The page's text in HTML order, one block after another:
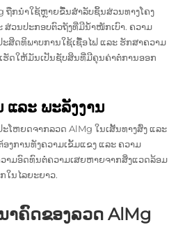
ຖືກນຳໃຊ້ຫຼາຍຂື້ນສຳລັບຊິ້ນສ່ວນທາງໂຄງ
ສ່ວນປະກອບຕົວຖັງທີ່ມີນ້ຳໜັກເບົາ. ຄວາມ
ສິດທິພາບການໃຊ້ເຊື້ອໄຟ ແລະ ຮັກສາຄວາມ
ຮັດໃຫ້ມັນເປັນຊັບສິນທີ່ມີຄຸນຄ່າຕໍ່ການອອກ
ແລະ ພະລັງງານ
ໂຫຍດຈາກລວດ AlMg ໃນເສັ້ນທາງສົ່ງ ແລະ
ງການທັງຄວາມເຂັ້ມແຂງ ແລະ ຄວາມ
າມອົດທົນຕໍ່ຄວາມເສຍຫາຍຈາກສິ່ງແວດລ້ອມ
ໃນໄລຍະຍາວ.
າຄົດຂອງລວດ AlMg